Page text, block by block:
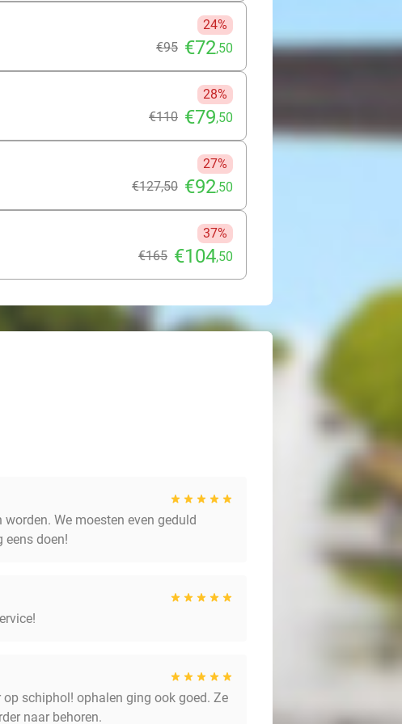
24%
€95 €72,50
28%
€110 €79,50
27%
€127,50 €92,50
37%
€165 €104,50
We moesten even geduld
eens doen!
schiphol! ophalen ging ook goed. Ze
naar behoren.